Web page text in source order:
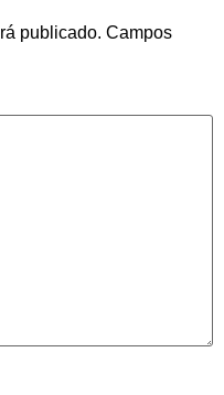
publicado. Campos